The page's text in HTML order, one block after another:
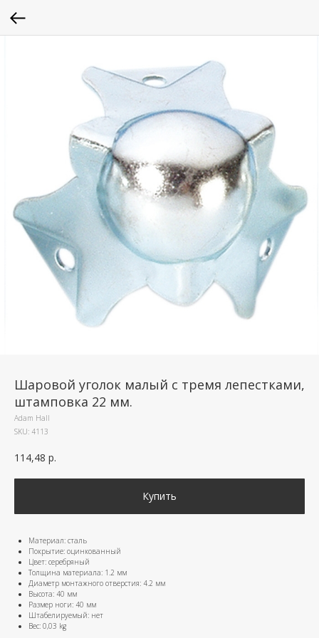
Шаровой уголок малый с тремя лепестками,
штамповка 22 мм.
Adam Hall
SKU: 4113
114,48 р.
Купить
Материал: сталь
Покрытие: оцинкованный
Цвет: серебряный
Толщина материала: 1.2 мм
Диаметр монтажного отверстия: 4.2 мм
Высота: 40 мм
Размер ноги: 40 мм
Штабелируемый: нет
Вес: 0,03 kg